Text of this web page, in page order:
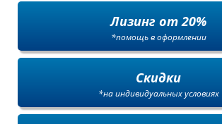
Лизинг от 20%
*помощь в оформлении
Скидки
*на индивидуальных условиях